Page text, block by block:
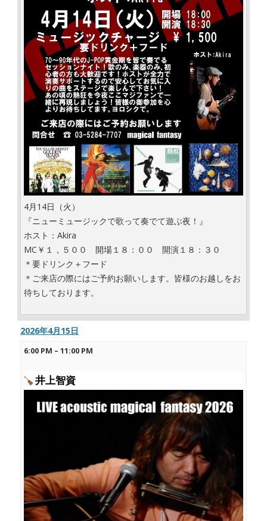
4月14日（火）
『ニューミュージックで歌って奏でて遊ぶ夜！』
ホスト：Akira
MC￥１，５００ 開場１８：００ 開演１８：３０
＊要ドリンク＋フード
＊ご来店の際にはご予約お願いします。皆様のお越しをお
待ちしております。
2026年4月15日
6:00 PM – 11:00 PM
井上智資